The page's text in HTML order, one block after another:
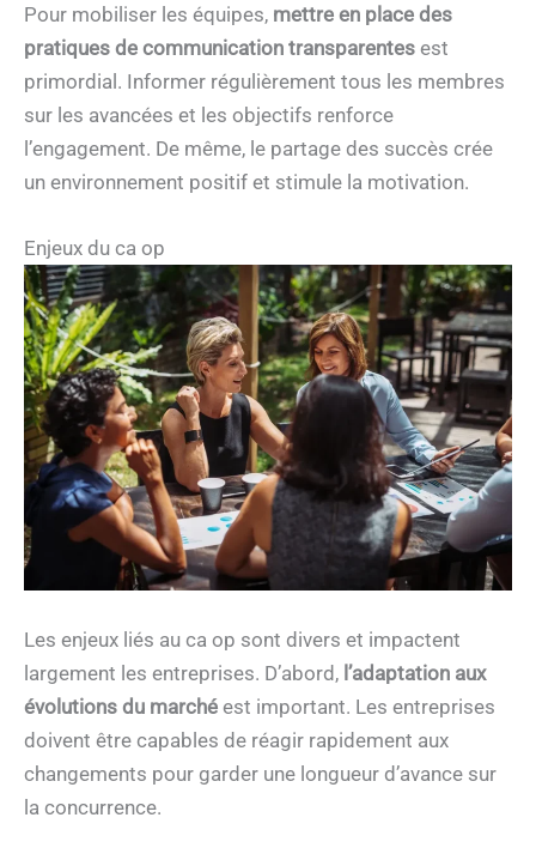
Pour mobiliser les équipes, mettre en place des
pratiques de communication transparentes est
primordial. Informer régulièrement tous les membres
sur les avancées et les objectifs renforce
l’engagement. De même, le partage des succès crée
un environnement positif et stimule la motivation.
Enjeux du ca op
Les enjeux liés au ca op sont divers et impactent
largement les entreprises. D’abord, l’adaptation aux
évolutions du marché est important. Les entreprises
doivent être capables de réagir rapidement aux
changements pour garder une longueur d’avance sur
la concurrence.